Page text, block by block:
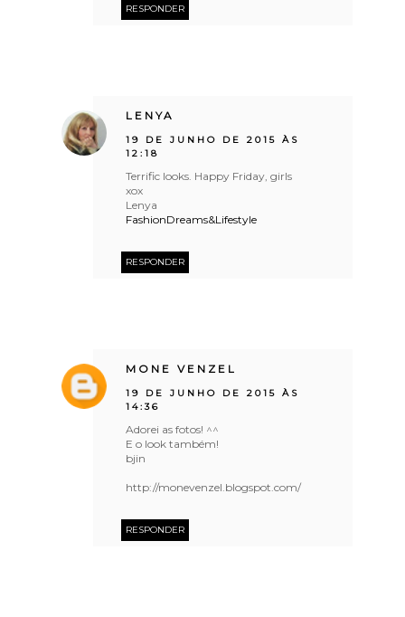
RESPONDER
LENYA
19 DE JUNHO DE 2015 ÀS
12:18
Terrific looks. Happy Friday, girls
xox
Lenya
FashionDreams&Lifestyle
RESPONDER
MONE VENZEL
19 DE JUNHO DE 2015 ÀS
14:36
Adorei as fotos! ^^
E o look também!
bjin
http://monevenzel.blogspot.com/
RESPONDER